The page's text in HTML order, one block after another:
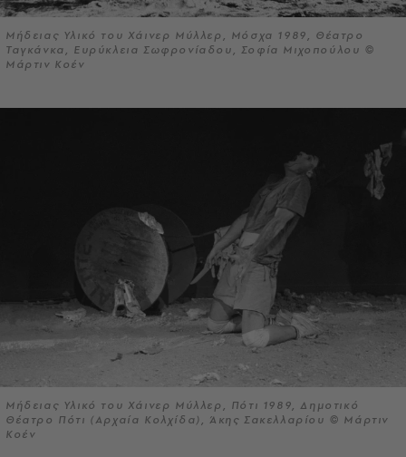
Μήδειας Υλικό του Χάινερ Μύλλερ, Μόσχα 1989, Θέατρο
Ταγκάνκα, Ευρύκλεια Σωφρονίαδου, Σοφία Μιχοπούλου ©
Μάρτιν Κοέν
Μήδειας Υλικό του Χάινερ Μύλλερ, Πότι 1989, Δημοτικό
Θέατρο Πότι (Αρχαία Κολχίδα), Άκης Σακελλαρίου © Μάρτιν
Κοέν